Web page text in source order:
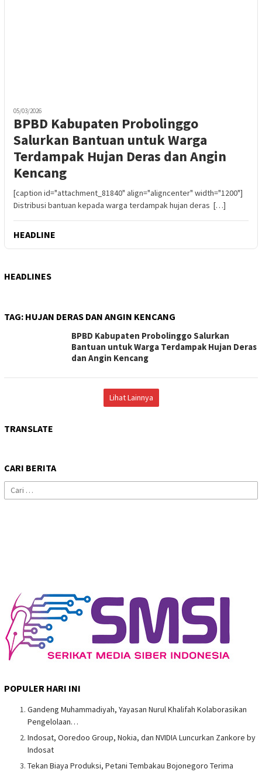
05/03/2026
BPBD Kabupaten Probolinggo
Salurkan Bantuan untuk Warga
Terdampak Hujan Deras dan Angin
Kencang
[caption id="attachment_81840" align="aligncenter" width="1200"]
Distribusi bantuan kepada warga terdampak hujan deras […]
HEADLINE
HEADLINES
TAG: HUJAN DERAS DAN ANGIN KENCANG
BPBD Kabupaten Probolinggo Salurkan
Bantuan untuk Warga Terdampak Hujan Deras
dan Angin Kencang
Lihat Lainnya
TRANSLATE
CARI BERITA
Cari
untuk:
POPULER HARI INI
Gandeng Muhammadiyah, Yayasan Nurul Khalifah Kolaborasikan
Pengelolaan…
Indosat, Ooredoo Group, Nokia, dan NVIDIA Luncurkan Zankore by
Indosat
Tekan Biaya Produksi, Petani Tembakau Bojonegoro Terima